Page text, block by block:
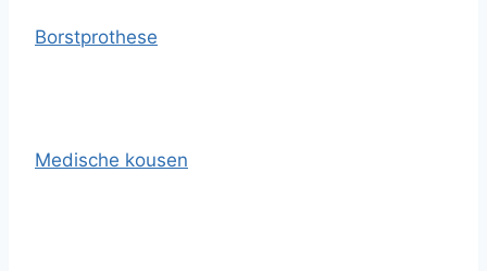
Borstprothese
Medische kousen